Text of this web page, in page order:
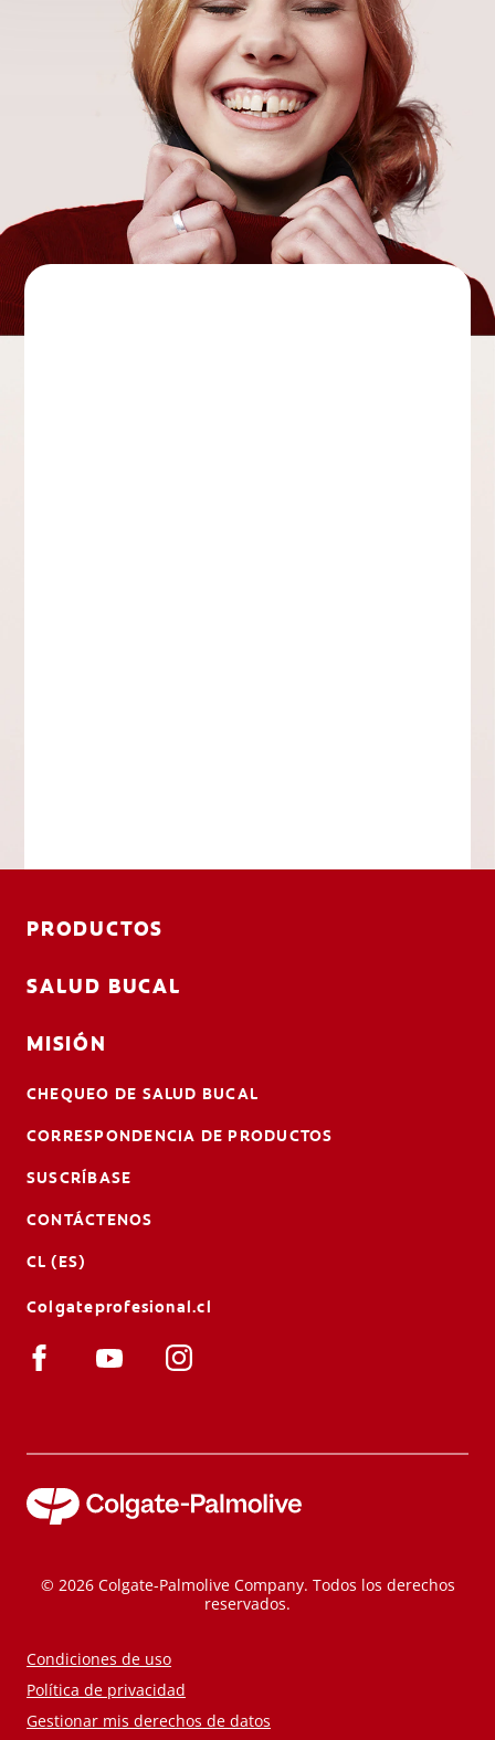
PRODUCTOS
SALUD BUCAL
MISIÓN
CHEQUEO DE SALUD BUCAL
CORRESPONDENCIA DE PRODUCTOS
SUSCRÍBASE
CONTÁCTENOS
CL (ES)
Colgateprofesional.cl
© 2026 Colgate-Palmolive Company. Todos los derechos
reservados.
Condiciones de uso
Política de privacidad
Gestionar mis derechos de datos